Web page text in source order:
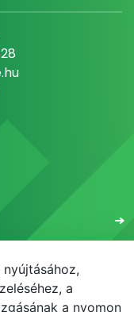
a
a nyomon